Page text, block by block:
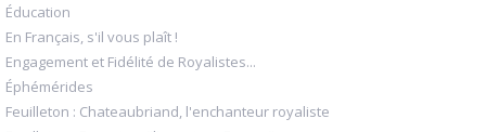
Éducation
En Français, s'il vous plaît !
Engagement et Fidélité de Royalistes...
Éphémérides
Feuilleton : Chateaubriand, l'enchanteur royaliste